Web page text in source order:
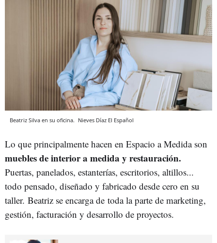
Beatriz Silva en su oficina. Nieves Díaz El Español
Lo que principalmente hacen en Espacio a Medida son
muebles de interior a medida y restauración.
Puertas, panelados, estanterías, escritorios, altillos...
todo pensado, diseñado y fabricado desde cero en su
taller. Beatriz se encarga de toda la parte de marketing,
gestión, facturación y desarrollo de proyectos.